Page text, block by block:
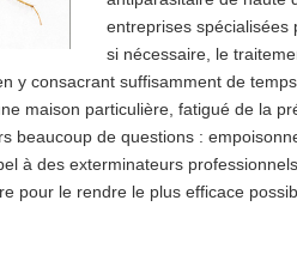
entreprises spécialisées
si nécessaire, le
y consacrant suffisamment de
maison particulière, fatigué de la
beaucoup de questions :
à des exterminateurs
pour le rendre le plus efficace